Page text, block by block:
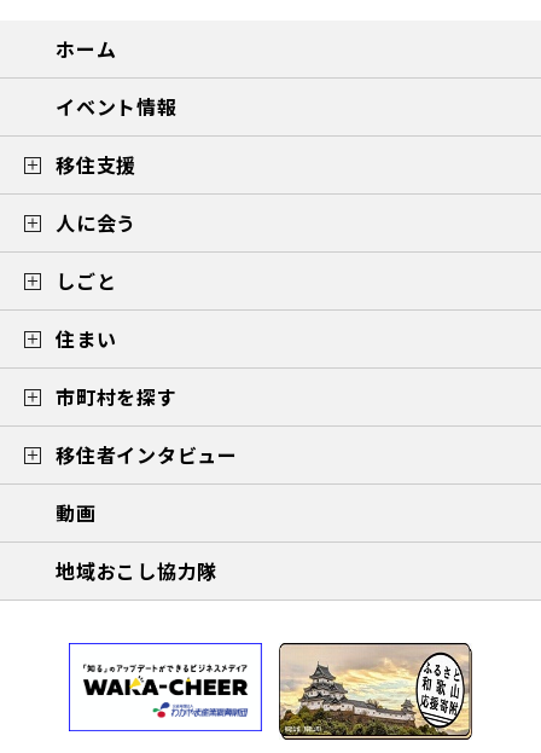
ホーム
イベント情報
移住支援
人に会う
しごと
住まい
市町村を探す
移住者インタビュー
動画
地域おこし協力隊